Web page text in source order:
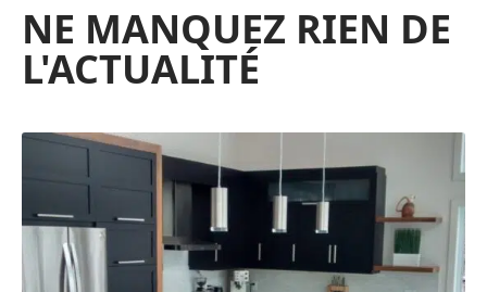
NE MANQUEZ RIEN DE
L'ACTUALITÉ